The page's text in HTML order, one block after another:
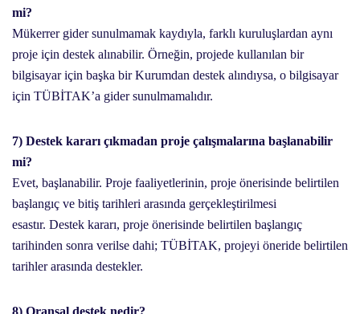
mi?
Mükerrer gider sunulmamak kaydıyla, farklı kuruluşlardan aynı
proje için destek alınabilir. Örneğin, projede kullanılan bir
bilgisayar için başka bir Kurumdan destek alındıysa, o bilgisayar
için TÜBİTAK’a gider sunulmamalıdır.
7) Destek kararı çıkmadan proje çalışmalarına başlanabilir
mi?
Evet, başlanabilir. Proje faaliyetlerinin, proje önerisinde belirtilen
başlangıç ve bitiş tarihleri arasında gerçekleştirilmesi
esastır. Destek kararı, proje önerisinde belirtilen başlangıç
tarihinden sonra verilse dahi; TÜBİTAK, projeyi öneride belirtilen
tarihler arasında destekler.
8) Oransal destek nedir?